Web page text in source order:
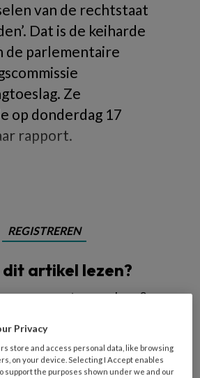
van de rechtstaat
Dat is de keiharde
de parlementaire
Ze
op donderdag 17
rapport.
REGISTREREN
artikel lezen?
een account aan en lees 2
of abonnement?Log dan in
Privacy
store and access personal data, like browsing
on your device. Selecting I Accept enables
support the purposes shown under we and our